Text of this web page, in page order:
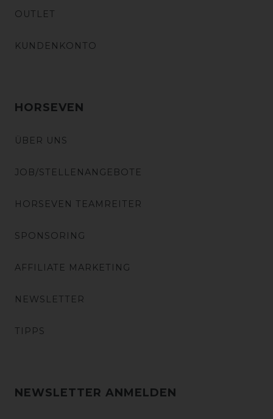
OUTLET
KUNDENKONTO
HORSEVEN
ÜBER UNS
JOB/STELLENANGEBOTE
HORSEVEN TEAMREITER
SPONSORING
AFFILIATE MARKETING
NEWSLETTER
TIPPS
NEWSLETTER ANMELDEN